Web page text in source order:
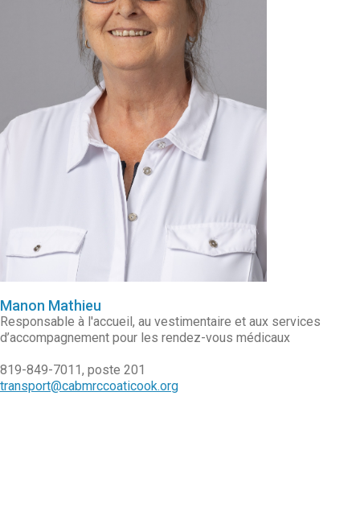
Manon Mathieu
Responsable à l'accueil, au vestimentaire et aux services
d’accompagnement pour les rendez-vous médicaux
819-849-7011, poste 201
transport@cabmrccoaticook.org